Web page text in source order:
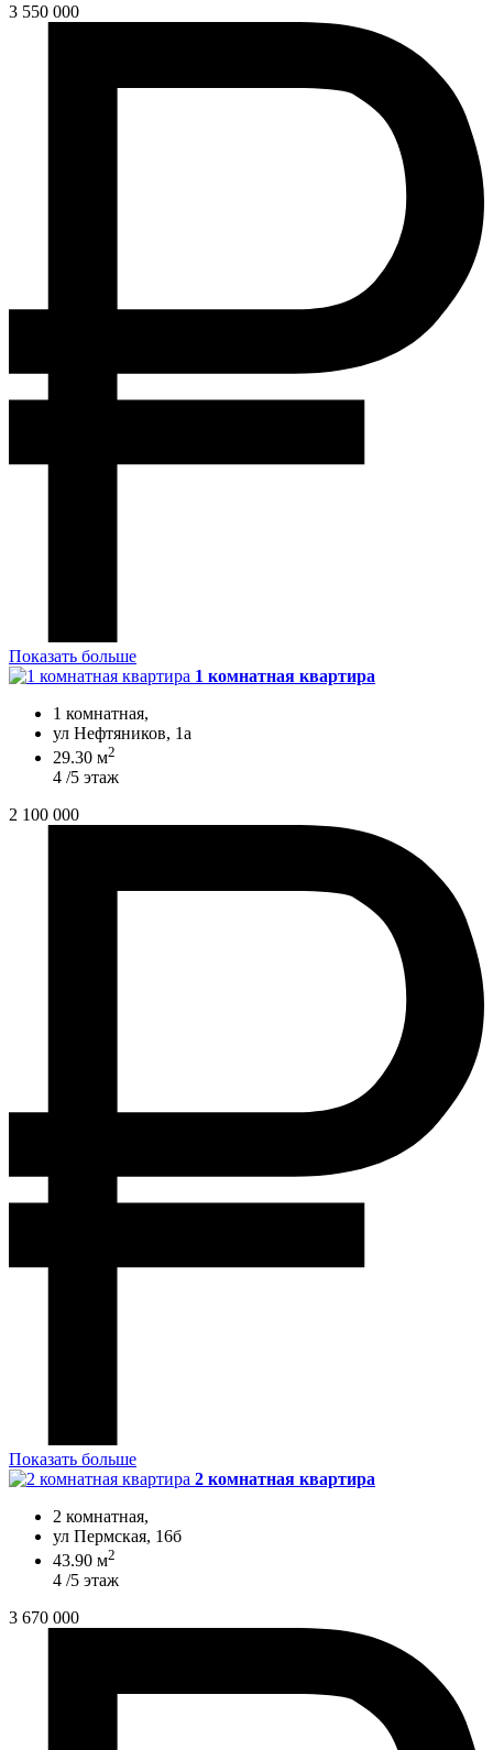
3 550 000
Показать больше
1 комнатная квартира
1 комнатная,
ул Нефтяников, 1а
29.30 м2
4 /5 этаж
2 100 000
Показать больше
2 комнатная квартира
2 комнатная,
ул Пермская, 16б
43.90 м2
4 /5 этаж
3 670 000